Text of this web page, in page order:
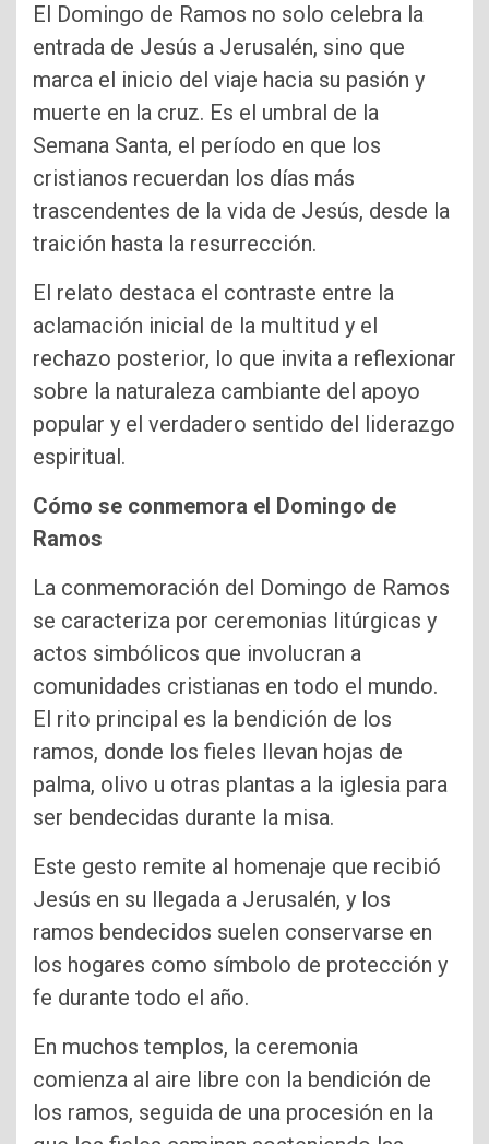
El Domingo de Ramos no solo celebra la
entrada de Jesús a Jerusalén, sino que
marca el inicio del viaje hacia su pasión y
muerte en la cruz. Es el umbral de la
Semana Santa, el período en que los
cristianos recuerdan los días más
trascendentes de la vida de Jesús, desde la
traición hasta la resurrección.
El relato destaca el contraste entre la
aclamación inicial de la multitud y el
rechazo posterior, lo que invita a reflexionar
sobre la naturaleza cambiante del apoyo
popular y el verdadero sentido del liderazgo
espiritual.
Cómo se conmemora el Domingo de
Ramos
La conmemoración del Domingo de Ramos
se caracteriza por ceremonias litúrgicas y
actos simbólicos que involucran a
comunidades cristianas en todo el mundo.
El rito principal es la bendición de los
ramos, donde los fieles llevan hojas de
palma, olivo u otras plantas a la iglesia para
ser bendecidas durante la misa.
Este gesto remite al homenaje que recibió
Jesús en su llegada a Jerusalén, y los
ramos bendecidos suelen conservarse en
los hogares como símbolo de protección y
fe durante todo el año.
En muchos templos, la ceremonia
comienza al aire libre con la bendición de
los ramos, seguida de una procesión en la